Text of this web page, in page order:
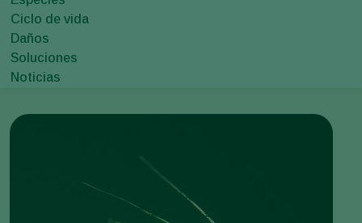
Ciclo de vida
Daños
Soluciones
Noticias